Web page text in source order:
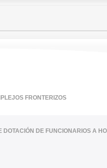
FRONTERIZOS
DOTACIÓN DE FUNCIONARIOS A